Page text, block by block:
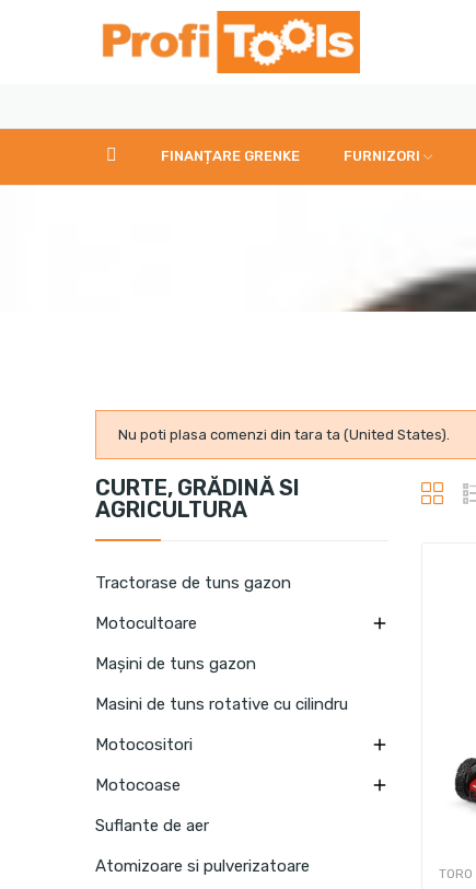
FINANȚARE GRENKE FURNIZORI
Nu poti plasa comenzi din tara ta (United States).
CURTE, GRĂDINĂ SI
AGRICULTURA
Tractorase de tuns gazon
Motocultoare 
Mașini de tuns gazon
Masini de tuns rotative cu cilindru
Motocositori 
Motocoase 
Suflante de aer
Atomizoare si pulverizatoare TORO